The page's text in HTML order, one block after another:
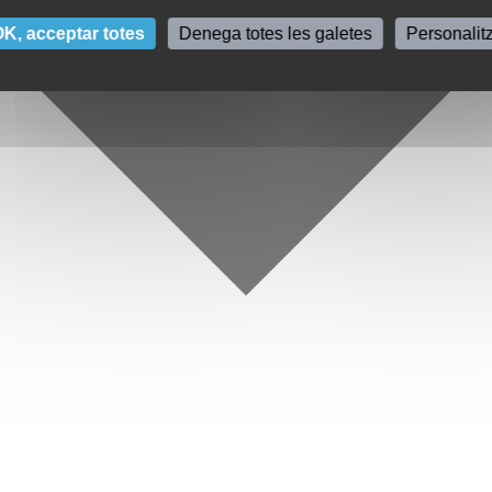
acceptar totes Denega totes les galetes